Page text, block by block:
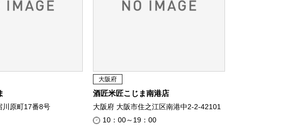
川原町17番8号
大阪府
酒匠米匠こじま南港店
大阪府 大阪市住之江区南港中2-2-42101
10：00～19：00